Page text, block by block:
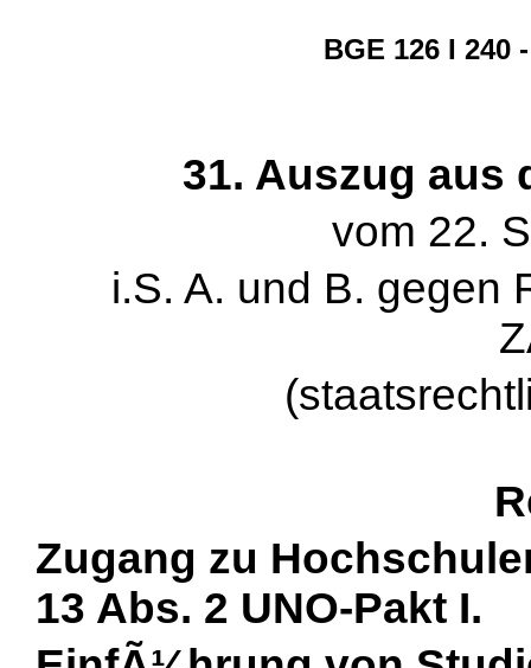
BGE 126 I 240
31. Auszug aus
vom 22.
i.S. A. und B. gegen
Zugang zu
13 Abs. 2 UNO-Pakt I.